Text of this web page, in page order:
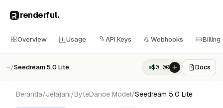
renderful.
Overview Usage API Keys Webhooks Billing
~/Seedream 5.0 Lite $0.00 Docs
Beranda/Jelajahi/ByteDance Model/Seedream 5.0 Lite